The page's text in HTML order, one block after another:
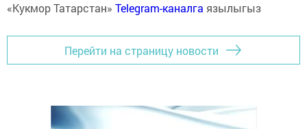
«Кукмор Татарстан» Telegram-каналга язылыгыз
Перейти на страницу новости